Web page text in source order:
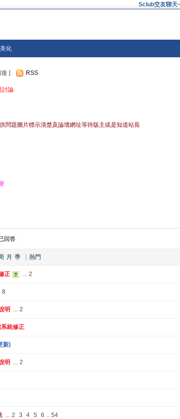
Sclub交友聊天
化
] RSS
討論
問題圖片標示清楚及論壇網址等待版主或是知道站長
回答
月 季 熱門
正 ... 2
8
明 ... 2
統修正
新)
明 ... 2
... 2 3 4 5 6 .. 54